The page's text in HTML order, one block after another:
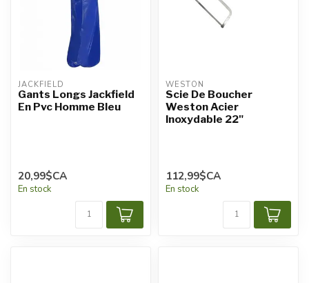
JACKFIELD
Gants Longs Jackfield
En Pvc Homme Bleu
20,99$CA
En stock
WESTON
Scie De Boucher
Weston Acier
Inoxydable 22"
112,99$CA
En stock